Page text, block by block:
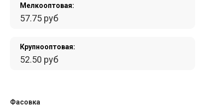
Мелкооптовая:
57.75 руб
Крупнооптовая:
52.50 руб
Фасовка